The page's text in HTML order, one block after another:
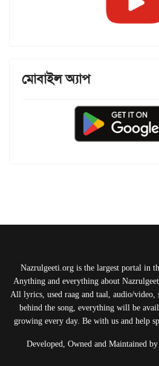
মোবাইল অ্যাপ
Nazrulgeeti.org is the largest portal in
Anything and everything about
All lyrics, used raag and taal, audio/video,
behind the song, everything will be
growing every day. Be with us and help
Developed, Owned and Maintained by